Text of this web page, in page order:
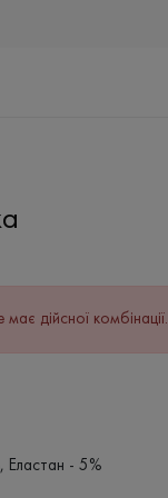
дійсної комбінації.
Еластан - 5%